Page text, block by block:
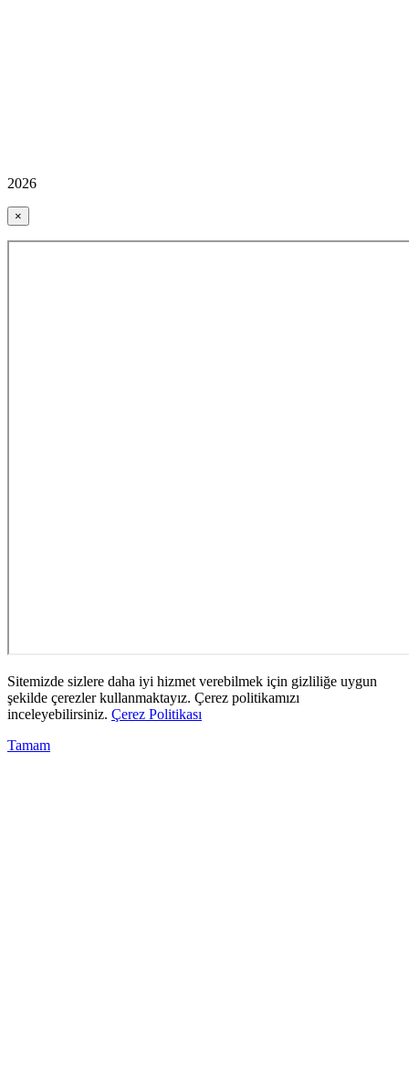
2026
×
Sitemizde sizlere daha iyi hizmet verebilmek için gizliliğe uygun
şekilde çerezler kullanmaktayız. Çerez politikamızı
inceleyebilirsiniz. Çerez Politikası
Tamam